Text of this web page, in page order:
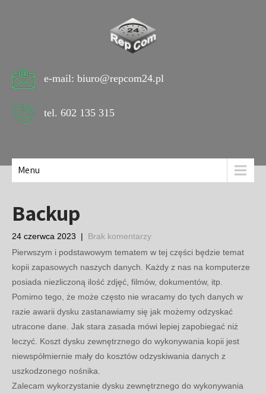
e-mail: biuro@repcom24.pl
tel. 602 135 315
Menu
Backup
24 czerwca 2023 | Brak komentarzy
Pierwszym i podstawowym tematem w tej części będzie temat
kopii zapasowych naszych danych. Każdy z nas na komputerze
posiada niezliczoną ilość zdjęć, filmów, dokumentów, itp.
Pomimo tego, że może często nie wracamy do tych danych w
razie awarii dysku zastanawiamy się jak możemy odzyskać
utracone dane. Jak stara zasada mówi lepiej zapobiegać niż
leczyć. Koszt dysku zewnętrznego do wykonywania kopii jest
niewspółmiernie mały do kosztów odzyskiwania danych z
uszkodzonego nośnika.
Zalecam wykorzystanie dysku zewnętrznego do wykonywania